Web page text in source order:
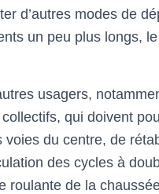
d’autres modes de
un peu plus longs,
usagers,
qui doivent
du centre, de
des cycles à
roulante de la